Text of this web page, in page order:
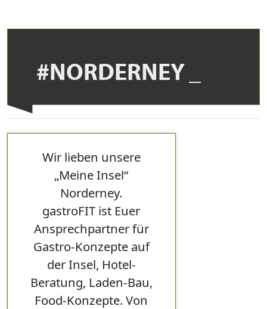
#NORDERNEY
Wir lieben unsere
„Meine Insel“
Norderney.
gastroFIT ist Euer
Ansprechpartner für
Gastro-Konzepte auf
der Insel, Hotel-
Beratung, Laden-Bau,
Food-Konzepte. Von